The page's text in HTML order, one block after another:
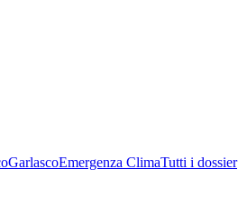
GarlascoEmergenza ClimaTutti i dossier